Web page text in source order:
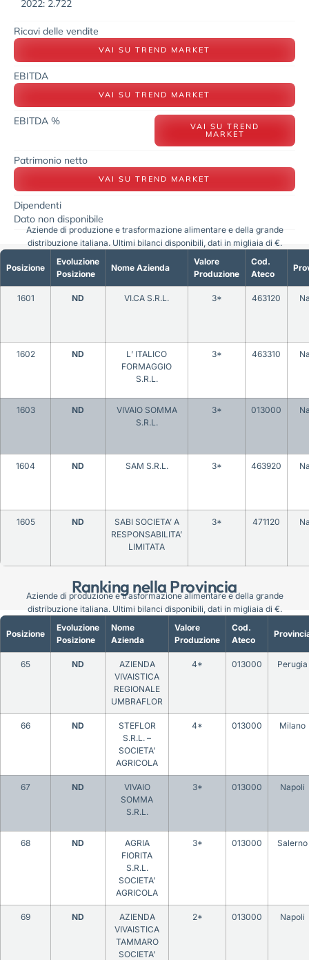
2022: 2.722
Ricavi delle vendite
VAI SU TREND MARKET
EBITDA
VAI SU TREND MARKET
EBITDA % VAI SU TREND
MARKET
Patrimonio netto
VAI SU TREND MARKET
Dipendenti
Dato non disponibile
Ranking nella Provincia
Posizione
Evoluzione
Posizione
Nome Azienda
Valore
Produzione
Cod.
Ateco
1601 ND VI.CA S.R.L. 3* 463120
1602 ND
L’ ITALICO
FORMAGGIO
S.R.L.
3* 463310
1603 ND
VIVAIO SOMMA
S.R.L.
3* 013000
1604 ND SAM S.R.L. 3* 463920
1605 ND
SABI SOCIETA’ A
RESPONSABILITA’
LIMITATA
3* 471120
Aziende di produzione e trasformazione alimentare e della grande
distribuzione italiana. Ultimi bilanci disponibili, dati in migliaia di €.
Posizione
Evoluzione
Posizione
Nome
Azienda
Valore
Produzione
Cod.
Ateco
65 ND
AZIENDA
VIVAISTICA
REGIONALE
UMBRAFLOR
4* 013000 Perugia
66 ND
STEFLOR
S.R.L. –
SOCIETA’
AGRICOLA
4* 013000 Milano
67 ND
VIVAIO
SOMMA
S.R.L.
3* 013000 Napoli
68 ND
AGRIA
FIORITA
S.R.L.
SOCIETA’
AGRICOLA
3* 013000 Salerno
69 ND
AZIENDA
VIVAISTICA
TAMMARO
SOCIETA’
2* 013000 Napoli
Aziende di produzione e trasformazione alimentare e della grande
distribuzione italiana. Ultimi bilanci disponibili, dati in migliaia di €.